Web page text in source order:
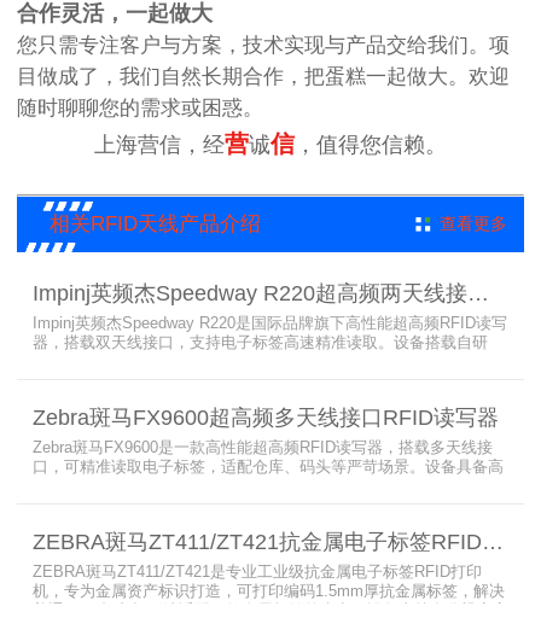
合作灵活，一起做大
您只需专注客户与方案，技术实现与产品交给我们。项
目做成了，我们自然长期合作，把蛋糕一起做大。欢迎
随时聊聊您的需求或困惑。
上海营信，经营诚信，值得您信赖。
相关RFID天线产品介绍 查看更多
Impinj英频杰Speedway R220超高频两天线接口RFID读写器
Impinj英频杰Speedway R220是国际品牌旗下高性能超高频RFID读写
器，搭载双天线接口，支持电子标签高速精准读取。设备搭载自研
备。
Zebra斑马FX9600超高频多天线接口RFID读写器
Zebra斑马FX9600是一款高性能超高频RFID读写器，搭载多天线接
口，可精准读取电子标签，适配仓库、码头等严苛场景。设备具备高
ZEBRA斑马ZT411/ZT421抗金属电子标签RFID打印机
ZEBRA斑马ZT411/ZT421是专业工业级抗金属电子标签RFID打印
机，专为金属资产标识打造，可打印编码1.5mm厚抗金属标签，解决